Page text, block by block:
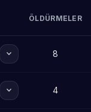
ÖLDÜRMELER
expand_more 8
expand_more 4